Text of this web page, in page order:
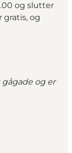
og slutter
gratis, og
og er
i